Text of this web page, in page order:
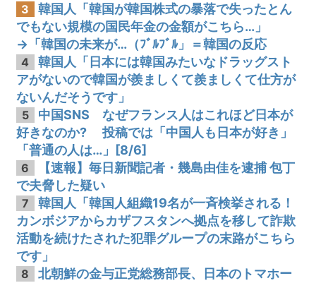
3
韓国人「韓国が韓国株式の暴落で失ったとん
でもない規模の国民年金の金額がこちら…」
→「韓国の未来が…（ﾌﾞﾙﾌﾞﾙ」＝韓国の反応
4
韓国人「日本には韓国みたいなドラッグスト
アがないので韓国が羨ましくて羨ましくて仕方が
ないんだそうです」
5
中国SNS なぜフランス人はこれほど日本が
好きなのか? 投稿では「中国人も日本が好き」
「普通の人は…」[8/6]
6
【速報】毎日新聞記者・幾島由佳を逮捕 包丁
で夫脅した疑い
7
韓国人「韓国人組織19名が一斉検挙される！
カンボジアからカザフスタンへ拠点を移して詐欺
活動を続けたされた犯罪グループの末路がこちら
です」
8
北朝鮮の金与正党総務部長、日本のトマホー